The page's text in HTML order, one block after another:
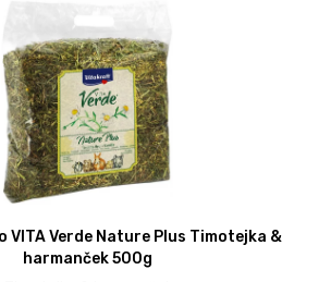
Verde Nature Plus Timotejka &
harmanček 500g